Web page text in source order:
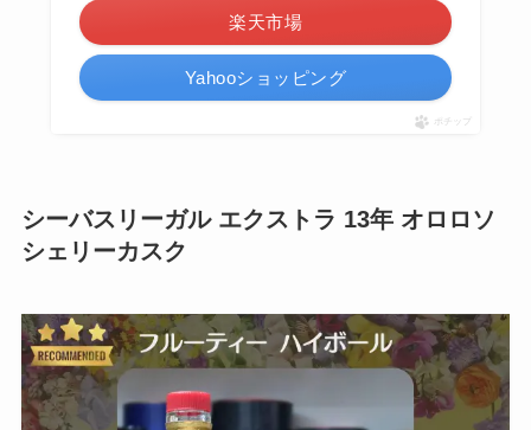
楽天市場
Yahooショッピング
ポチップ
シーバスリーガル エクストラ 13年 オロロソ
シェリーカスク